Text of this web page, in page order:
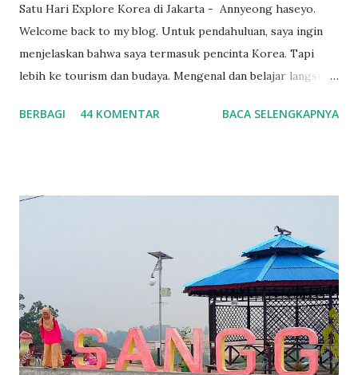
Satu Hari Explore Korea di Jakarta - Annyeong haseyo.
Welcome back to my blog. Untuk pendahuluan, saya ingin
menjelaskan bahwa saya termasuk pencinta Korea. Tapi
lebih ke tourism dan budaya. Mengenal dan belajar langsung
terbesar. Merasakan pengalaman empat musim di Negeri
tempat tinggal). Jadi, hari Sabtu lalu saya bersama dua
orang sahabat saya (juga Korea Addict) berangkat dari
kosan menuju Korea Cultural Center Indonesia (KCCI).
Soalnya disana lagi ada event Hanbok New Experience
dengan teknologi green-screen (chroma key). Itu loh yang
bisa pilih background lewat komputer. Nah berita bagusnya,
disana kami berksempatan untuk memakai pakaian
BERBAGI 44 KOMENTAR BACA SELENGKAPNYA